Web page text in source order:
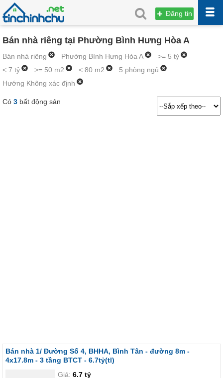
Đăng tin
Bán nhà riêng tại Phường Bình Hưng Hòa A
Bán nhà riêng Phường Bình Hưng Hòa A
>= 5 tỷ
< 7 tỷ
>= 50 m2 < 80 m2
5 phòng ngủ
Hướng Không xác định
Có 3 bất động sản
Bán nhà 1/ Đường Số 4, BHHA, Bình Tân - đường 8m -
4x17.8m - 3 tầng BTCT - 6.7tỷ(tl)
Giá: 6.7 tỷ